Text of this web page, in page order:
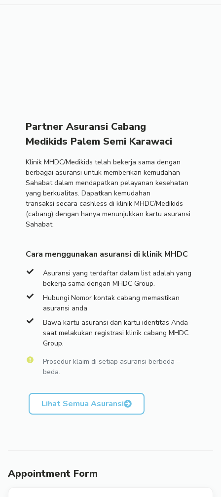
Partner Asuransi Cabang
Medikids Palem Semi Karawaci
Klinik MHDC/Medikids telah bekerja sama dengan
berbagai asuransi untuk memberikan kemudahan
Sahabat dalam mendapatkan pelayanan kesehatan
yang berkualitas. Dapatkan kemudahan
transaksi secara cashless di klinik MHDC/Medikids
(cabang) dengan hanya menunjukkan kartu asuransi
Sahabat.
Cara menggunakan asuransi di klinik MHDC
Asuransi yang terdaftar dalam list adalah yang
bekerja sama dengan MHDC Group.
Hubungi Nomor kontak cabang memastikan
asuransi anda
Bawa kartu asuransi dan kartu identitas Anda
saat melakukan registrasi klinik cabang MHDC
Group.
Prosedur klaim di setiap asuransi berbeda –
beda.
Lihat Semua Asuransi
Appointment Form